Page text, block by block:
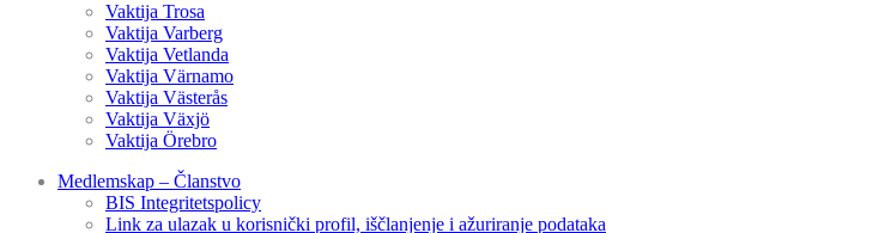
Vaktija Trosa
Vaktija Varberg
Vaktija Vetlanda
Vaktija Värnamo
Vaktija Västerås
Vaktija Växjö
Vaktija Örebro
Medlemskap – Članstvo
BIS Integritetspolicy
Link za ulazak u korisnički profil, iščlanjenje i ažuriranje podataka